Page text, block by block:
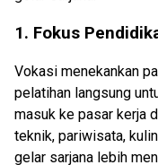
1. Fokus
Vokasi menekankan
pelatihan langsung
masuk ke pasar kerja
teknik, pariwisata,
gelar sarjana lebih